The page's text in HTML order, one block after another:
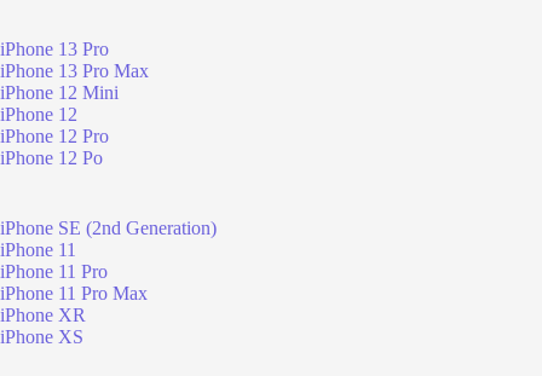
iPhone 13 Pro
iPhone 13 Pro Max
iPhone 12 Mini
iPhone 12
iPhone 12 Pro
iPhone 12 Po
iPhone SE (2nd Generation)
iPhone 11
iPhone 11 Pro
iPhone 11 Pro Max
iPhone XR
iPhone XS